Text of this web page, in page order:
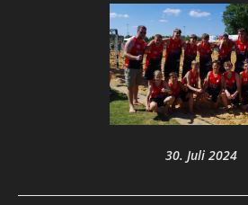
30. Juli 2024